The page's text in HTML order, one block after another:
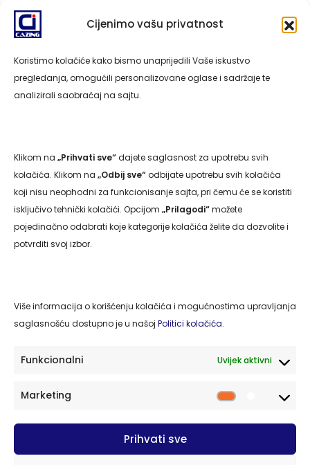
Cijenimo vašu privatnost
Koristimo kolačiće kako bismo unaprijedili Vaše iskustvo
pregledanja, omogućili personalizovane oglase i sadržaje te
analizirali saobraćaj na sajtu.
Klikom na „Prihvati sve“dajete saglasnost za upotrebu svih
kolačića. Klikom na „Odbij sve“odbijate upotrebu svih kolačića
koji nisu neophodni za funkcionisanje sajta, pri čemu će se koristiti
isključivo tehnički kolačići. Opcijom „Prilagodi“možete
pojedinačno odabrati koje kategorije kolačića želite da dozvolite i
potvrditi svoj izbor.
Više informacija o korišćenju kolačića i mogućnostima upravljanja
saglasnošću dostupno je u našoj Politici kolačića.
Funkcionalni Uvijek aktivni
Marketing
Prihvati sve
Navigacija
Naslovna
O nama
Politika privatnosti
Politika kolačića
Kontakt
cazing.2014@gmail.com